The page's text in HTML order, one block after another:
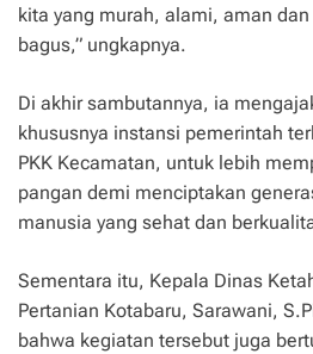
kita yang murah, alami, aman
bagus,” ungkapnya.
Di akhir sambutannya, ia
khususnya instansi pemerintah
PKK Kecamatan, untuk lebih
pangan demi menciptakan
manusia yang sehat dan
Sementara itu, Kepala Dinas
Pertanian Kotabaru, Sarawani,
bahwa kegiatan tersebut juga